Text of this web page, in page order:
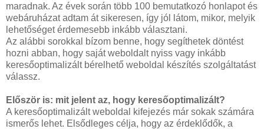
maradnak. Az évek során több 100 bemutatkozó honlapot és
webáruházat adtam át sikeresen, így jól látom, mikor, melyik
lehetőséget érdemesebb inkább választani.
Az alábbi sorokkal bízom benne, hogy segíthetek döntést
hozni abban, hogy saját weboldalt nyiss vagy inkább
keresőoptimalizált bérelhető weboldal készítés szolgáltatást
válassz.
Először is: mit jelent az, hogy keresőoptimalizált?
A keresőoptimalizált weboldal kifejezés már sokak számára
ismerős lehet. Elsődleges célja, hogy az érdeklődők, a